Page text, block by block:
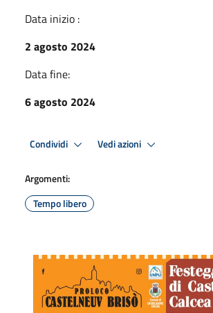
Data inizio :
2 agosto 2024
Data fine:
6 agosto 2024
Condividi Vedi azioni
Argomenti:
Tempo libero